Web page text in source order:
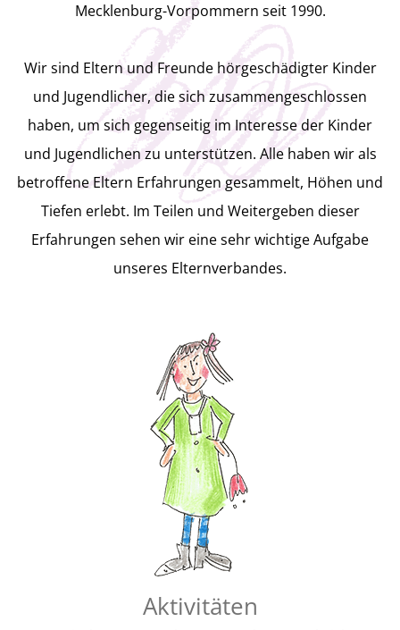
der einen frischen Wind bringt!
Tut gut
Der Verband ist auf Spenden
angewiesen, denn in jeder Generation
gibt es Eltern, die Unterstützung
benötigen!
Wir freuen uns über jede Spende, die
den Fortbestand des Vereins sichert!
Mecklenburg-Vorpommern seit 1990.
Wir sind Eltern und Freunde hörgeschädigter Kinder
und Jugendlicher, die sich zusammengeschlossen
haben, um sich gegenseitig im Interesse der Kinder
und Jugendlichen zu unterstützen. Alle haben wir als
betroffene Eltern Erfahrungen gesammelt, Höhen und
Tiefen erlebt. Im Teilen und Weitergeben dieser
Erfahrungen sehen wir eine sehr wichtige Aufgabe
unseres Elternverbandes.
Aktivitäten